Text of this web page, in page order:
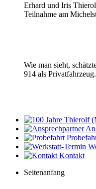
Erhard und Iris
Teilnahme am
Wie man sieht,
914 als Privatfahrzeug.
Kontakt
Seitenanfang